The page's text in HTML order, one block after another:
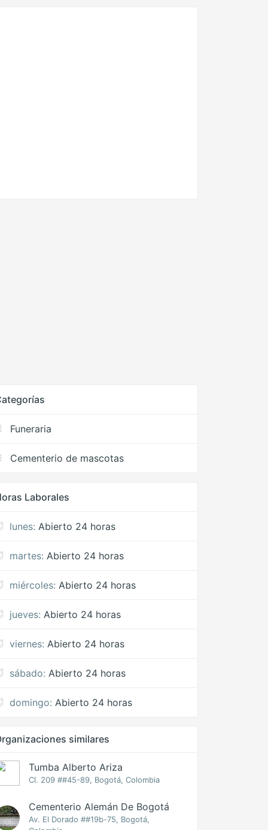
Funeraria
Cementerio de mascotas
Laborales
lunes: Abierto 24 horas
martes: Abierto 24 horas
miércoles: Abierto 24 horas
jueves: Abierto 24 horas
viernes: Abierto 24 horas
sábado: Abierto 24 horas
domingo: Abierto 24 horas
similares
Tumba Alberto Ariza
Cl. 209 ##45-89, Bogotá, Colombia
Cementerio Alemán De Bogotá
Av. El Dorado ##19b-75, Bogotá,